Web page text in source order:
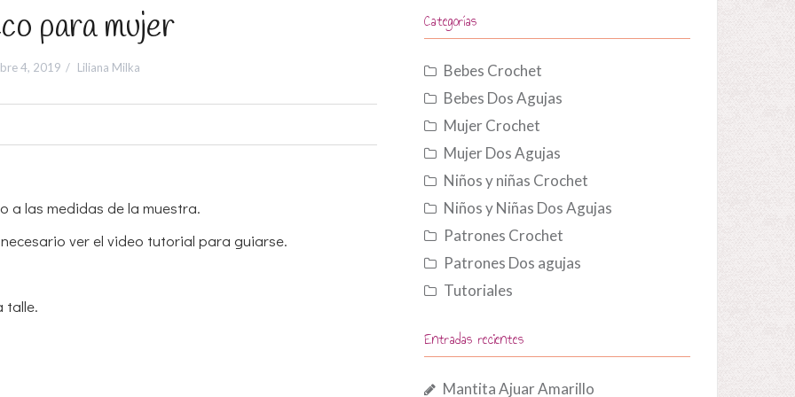
para mujer
4, 2019 Liliana Milka
a las medidas de la muestra.
ver el video tutorial para guiarse.
talle.
Categorías
Bebes Crochet
Bebes Dos Agujas
Mujer Crochet
Mujer Dos Agujas
Niños y niñas Crochet
Niños y Niñas Dos Agujas
Patrones Crochet
Patrones Dos agujas
Tutoriales
Entradas recientes
Mantita Ajuar Amarillo